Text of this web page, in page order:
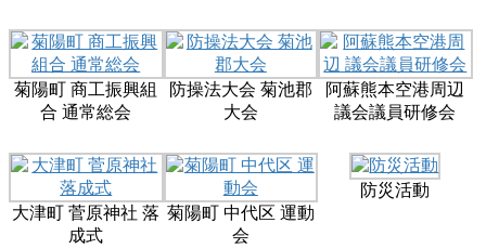
菊陽町 商工振興組
合 通常総会
防操法大会 菊池郡
大会
阿蘇熊本空港周辺
議会議員研修会
大津町 菅原神社 落
成式
菊陽町 中代区 運動
会
防災活動